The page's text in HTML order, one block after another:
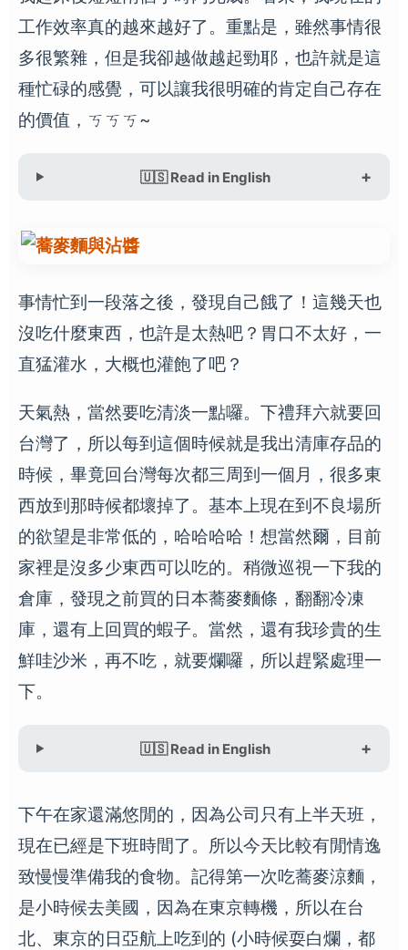
工作效率真的越來越好了。重點是，雖然事情很
多很繁雜，但是我卻越做越起勁耶，也許就是這
種忙碌的感覺，可以讓我很明確的肯定自己存在
的價值，ㄎㄎㄎ~
🇺🇸 Read in English
事情忙到一段落之後，發現自己餓了！這幾天也
沒吃什麼東西，也許是太熱吧？胃口不太好，一
直猛灌水，大概也灌飽了吧？
天氣熱，當然要吃清淡一點囉。下禮拜六就要回
台灣了，所以每到這個時候就是我出清庫存品的
時候，畢竟回台灣每次都三周到一個月，很多東
西放到那時候都壞掉了。基本上現在到不良場所
的欲望是非常低的，哈哈哈哈！想當然爾，目前
家裡是沒多少東西可以吃的。稍微巡視一下我的
倉庫，發現之前買的日本蕎麥麵條，翻翻冷凍
庫，還有上回買的蝦子。當然，還有我珍貴的生
鮮哇沙米，再不吃，就要爛囉，所以趕緊處理一
下。
🇺🇸 Read in English
下午在家還滿悠閒的，因為公司只有上半天班，
現在已經是下班時間了。所以今天比較有閒情逸
致慢慢準備我的食物。記得第一次吃蕎麥涼麵，
是小時候去美國，因為在東京轉機，所以在台
北、東京的日亞航上吃到的 (小時候耍白爛，都